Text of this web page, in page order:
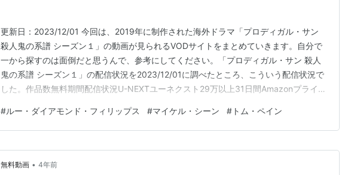
更新日：2023/12/01 今回は、2019年に制作された海外ドラマ「プロディガル・サン
殺人鬼の系譜 シーズン１」の動画が見られるVODサイトをまとめていきます。自分で
一から探すのは面倒だと思うんで、参考にしてください。「プロディガル・サン 殺人
鬼の系譜 シーズン１」の配信状況を2023/12/01に調べたところ、こういう配信状況で
した。作品数無料期間配信状況U-NEXTユーネクスト29万以上31日間Amazonプライム
ム1.5万以上2週間 動画配信サービスを使っても、無料トライアル中に見て解約す…
#ルー・ダイアモンド・フィリップス #マイケル・シーン # トム・ペイン
無料動画 • 4年前